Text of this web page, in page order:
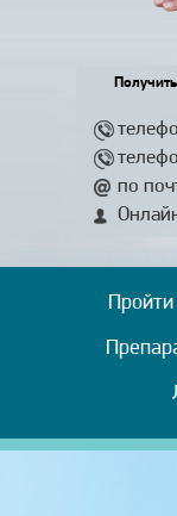
по
Пройти